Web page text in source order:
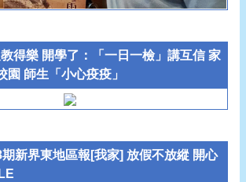
得樂 開學了：「一日一檢」講互信 家
園 師生「小心疫疫」
新界東地區報[我家] 放假不放縱 開心